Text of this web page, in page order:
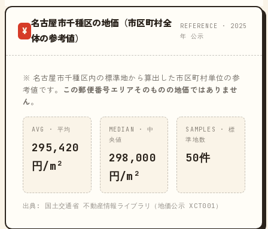
¥
名古屋市千種区の地価（市区町村全
体の参考値）
REFERENCE · 2025
年 公示
※ 名古屋市千種区内の標準地から算出した市区町村単位の参
考値です。
この郵便番号エリアそのものの地価ではありませ
ん。
AVG · 平均
295,420
円/m²
MEDIAN · 中
央値
298,000
円/m²
SAMPLES · 標
準地数
50件
出典: 国土交通省 不動産情報ライブラリ（地価公示 XCT001）